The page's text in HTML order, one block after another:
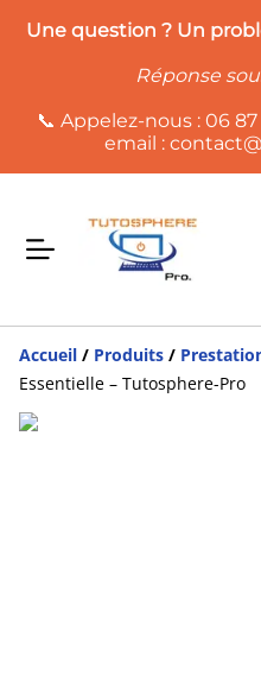
Une question ? Un
Réponse
📞 Appelez-nous : 06
email :
Accueil / Produits /
Essentielle – Tutosphere-Pro